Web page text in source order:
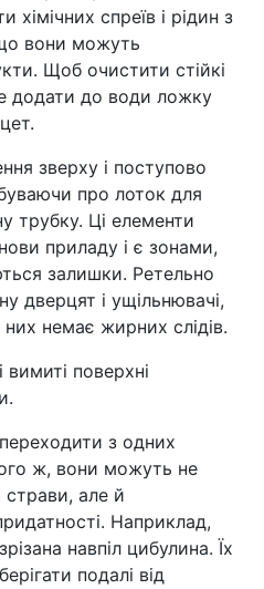
хімічних спреїв і рідин з
вони можуть
Щоб очистити стійкі
додати до води ложку
зверху і поступово
про лоток для
трубку. Ці елементи
приладу і є зонами,
залишки. Ретельно
дверцят і ущільнювачі,
немає жирних слідів.
поверхні
з одних
ж, вони можуть не
але й
Наприклад,
навпіл цибулина. Їх
подалі від